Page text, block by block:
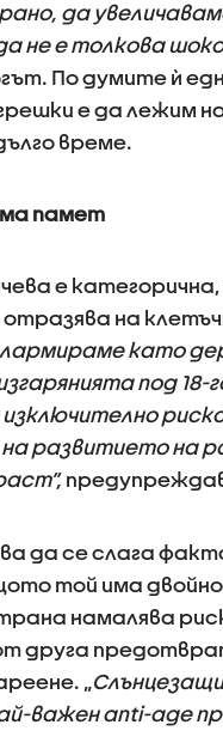
да
не е толкова
По думите ѝ
е да лежим
време.
памет
е категорична,
отразява на
като
под 18-
развитието на
да се слага
той има
намалява
друга
„
важен anti-age